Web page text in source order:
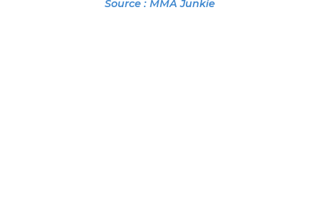
Source : MMA Junkie